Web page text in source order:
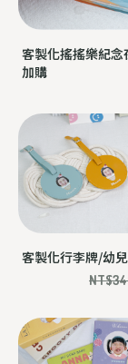
客製化搖搖樂紀念
加購
客製化行李牌/幼